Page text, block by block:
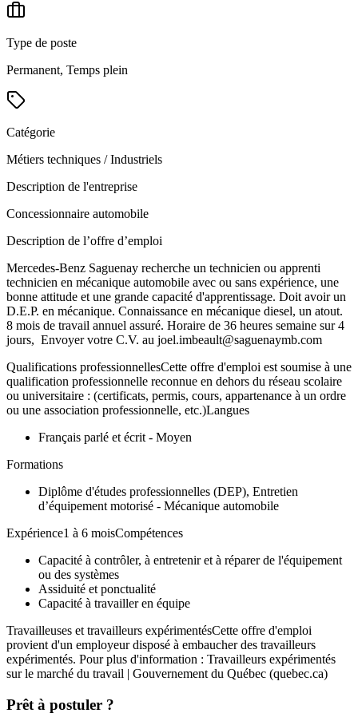
Type de poste
Permanent, Temps plein
Catégorie
Métiers techniques / Industriels
Description de l'entreprise
Concessionnaire automobile
Description de l’offre d’emploi
Mercedes-Benz Saguenay recherche un technicien ou apprenti
technicien en mécanique automobile avec ou sans expérience, une
bonne attitude et une grande capacité d'apprentissage. Doit avoir un
D.E.P. en mécanique. Connaissance en mécanique diesel, un atout.
8 mois de travail annuel assuré. Horaire de 36 heures semaine sur 4
jours, Envoyer votre C.V. au joel.imbeault@saguenaymb.com
Qualifications professionnellesCette offre d'emploi est soumise à une
qualification professionnelle reconnue en dehors du réseau scolaire
ou universitaire : (certificats, permis, cours, appartenance à un ordre
ou une association professionnelle, etc.)Langues
Français parlé et écrit - Moyen
Formations
Diplôme d'études professionnelles (DEP), Entretien
d’équipement motorisé - Mécanique automobile
Expérience1 à 6 moisCompétences
Capacité à contrôler, à entretenir et à réparer de l'équipement
ou des systèmes
Assiduité et ponctualité
Capacité à travailler en équipe
Travailleuses et travailleurs expérimentésCette offre d'emploi
provient d'un employeur disposé à embaucher des travailleurs
expérimentés. Pour plus d'information : Travailleurs expérimentés
sur le marché du travail | Gouvernement du Québec (quebec.ca)
Prêt à postuler ?